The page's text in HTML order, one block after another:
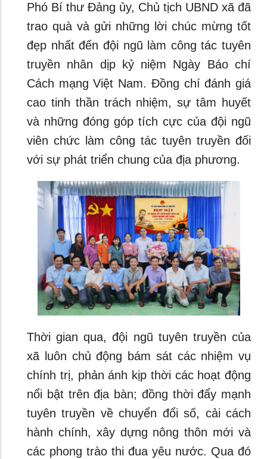
Phó Bí thư Đảng ủy, Chủ tịch UBND xã đã
trao quà và gửi những lời chúc mừng tốt
đẹp nhất đến đội ngũ làm công tác tuyên
truyền nhân dịp kỷ niệm Ngày Báo chí
Cách mạng Việt Nam. Đồng chí đánh giá
cao tinh thần trách nhiệm, sự tâm huyết
và những đóng góp tích cực của đội ngũ
viên chức làm công tác tuyên truyền đối
với sự phát triển chung của địa phương.
Thời gian qua, đội ngũ tuyên truyền của
xã luôn chủ động bám sát các nhiệm vụ
chính trị, phản ánh kịp thời các hoạt động
nổi bật trên địa bàn; đồng thời đẩy mạnh
tuyên truyền về chuyển đổi số, cải cách
hành chính, xây dựng nông thôn mới và
các phong trào thi đua yêu nước. Qua đó